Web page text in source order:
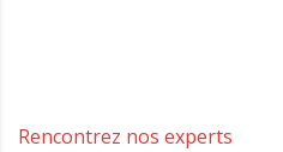
Rencontrez nos experts